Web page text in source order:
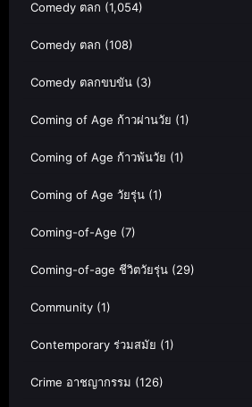
Comedy ตลก (1,054)
Comedy ตลก (108)
Comedy ตลกขบขัน (3)
Coming of Age ก้าวผ่านวัย (1)
Coming of Age ก้าวพ้นวัย (1)
Coming of Age วัยรุ่น (1)
Coming-of-Age (7)
Coming-of-age ชีวิตวัยรุ่น (29)
Community (1)
Contemporary ร่วมสมัย (1)
Crime อาชญากรรม (126)